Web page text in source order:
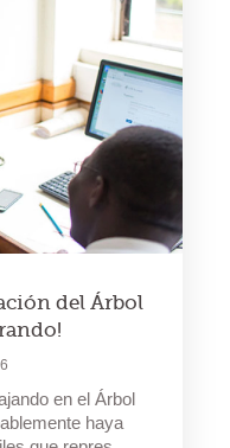
del Árbol
en el Árbol
haya